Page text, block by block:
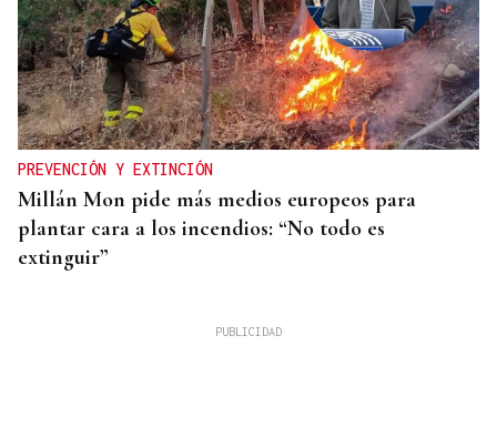
PREVENCIÓN Y EXTINCIÓN
Millán Mon pide más medios europeos para
plantar cara a los incendios: “No todo es
extinguir”